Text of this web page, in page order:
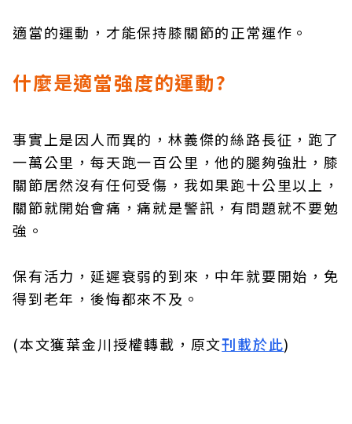
適當的運動，才能保持膝關節的正常運作。
什麼是適當強度的運動?
事實上是因人而異的，林義傑的絲路長征，跑了
一萬公里，每天跑一百公里，他的腿夠強壯，膝
關節居然沒有任何受傷，我如果跑十公里以上，
關節就開始會痛，痛就是警訊，有問題就不要勉
強。
保有活力，延遲衰弱的到來，中年就要開始，免
得到老年，後悔都來不及。
(本文獲葉金川授權轉載，原文刊載於此)